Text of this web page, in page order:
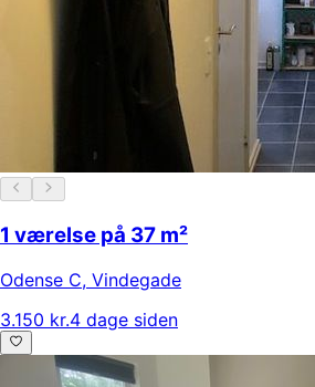
1 værelse på 37 m²
Odense C, Vindegade
3.150 kr.4 dage siden